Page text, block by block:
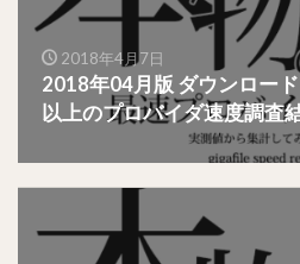
2018年4月7日
2018年04月版 ダウンロー
以上のプロバイダ速度調査